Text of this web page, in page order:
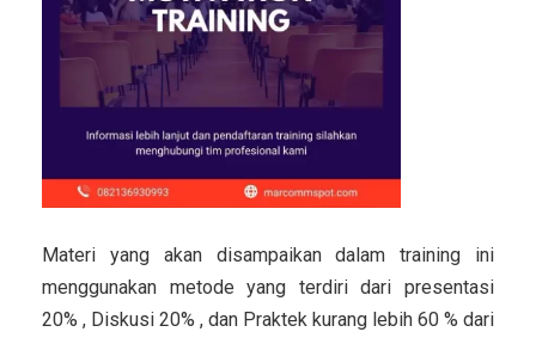
Materi yang akan disampaikan dalam training ini
menggunakan metode yang terdiri dari presentasi
20% , Diskusi 20% , dan Praktek kurang lebih 60 % dari